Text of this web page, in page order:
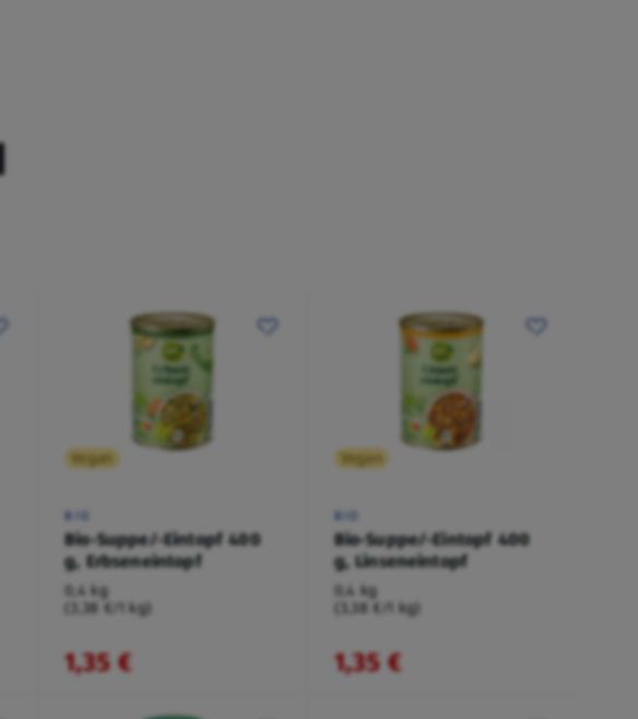
Vegan
BIO
Bio-Suppe/-Eintopf 400
g, Erbseneintopf
0,4 kg
(3,38 €/1 kg)
1,35 €
Vegan
BIO
Bio-Suppe/-Eintopf 400
g, Linseneintopf
0,4 kg
(3,38 €/1 kg)
1,35 €